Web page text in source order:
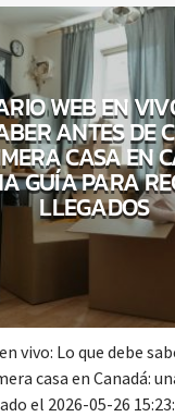
WEB EN
ANTES DE
CASA EN
GUÍA PARA
LLEGADOS
vivo: Lo que debe
casa en Canadá:
el 2026-05-26